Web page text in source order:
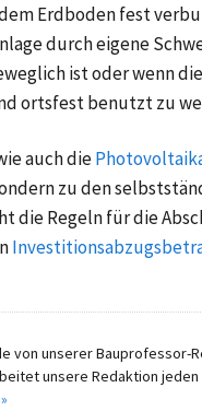
Erdboden fest
durch eigene
ist oder wenn
ortsfest benutzt zu
auch die
zu den
die Regeln für die
von unserer Bauprofessor-
unsere Redaktion jeden